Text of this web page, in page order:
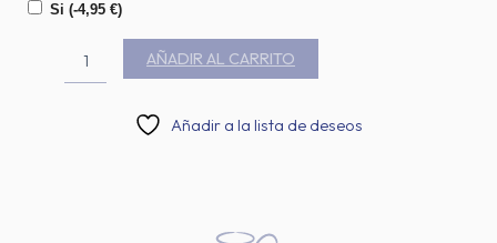
Si (-4,95 €)
AÑADIR AL CARRITO
Añadir a la lista de deseos